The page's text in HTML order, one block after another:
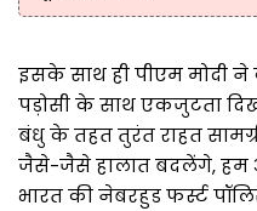
इसके साथ ही पीएम मोदी
पड़ोसी के साथ एकजुटता
बंधु के तहत तुरंत राहत
जैसे-जैसे हालात बदलेंगे, हम
भारत की नेबरहुड फर्स्ट